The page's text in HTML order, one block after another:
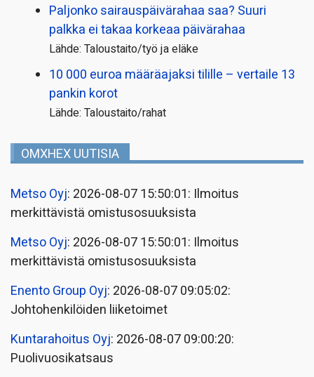
Paljonko sairauspäivä­rahaa saa? Suuri
palkka ei takaa korkeaa päivärahaa
Lähde: Taloustaito/työ ja eläke
10 000 euroa määräajaksi tilille – vertaile 13
pankin korot
Lähde: Taloustaito/rahat
OMXHEX UUTISIA
Metso Oyj: 2026-08-07 15:50:01: Ilmoitus
merkittävistä omistusosuuksista
Metso Oyj: 2026-08-07 15:50:01: Ilmoitus
merkittävistä omistusosuuksista
Enento Group Oyj: 2026-08-07 09:05:02:
Johtohenkilöiden liiketoimet
Kuntarahoitus Oyj: 2026-08-07 09:00:20:
Puolivuosikatsaus